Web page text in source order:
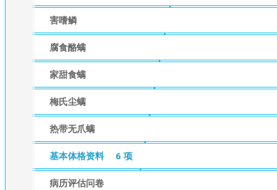
害嗜鳞
腐食酪螨
家甜食螨
梅氏尘螨
热带无爪螨
基本体格资料 6 项
病历评估问卷